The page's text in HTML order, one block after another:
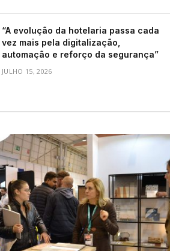
“A evolução da hotelaria passa cada
vez mais pela digitalização,
automação e reforço da segurança”
JULHO 15, 2026